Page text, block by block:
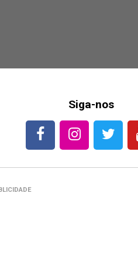
Siga-nos